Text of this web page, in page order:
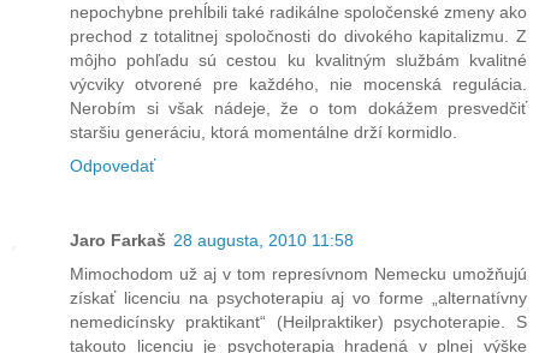
nepochybne prehĺbili také radikálne spoločenské zmeny ako
prechod z totalitnej spoločnosti do divokého kapitalizmu. Z
môjho pohľadu sú cestou ku kvalitným službám kvalitné
výcviky otvorené pre každého, nie mocenská regulácia.
Nerobím si však nádeje, že o tom dokážem presvedčiť
staršiu generáciu, ktorá momentálne drží kormidlo.
Odpovedať
Jaro Farkaš 28 augusta, 2010 11:58
Mimochodom už aj v tom represívnom Nemecku umožňujú
získať licenciu na psychoterapiu aj vo forme „alternatívny
nemedicínsky praktikant“ (Heilpraktiker) psychoterapie. S
takouto licenciu je psychoterapia hradená v plnej výške